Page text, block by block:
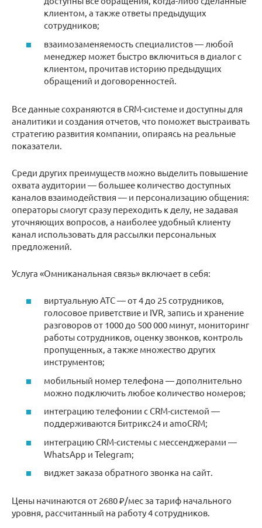
клиентом, а также ответы предыдущих
сотрудников;
взаимозаменяемость специалистов — любой
менеджер может быстро включиться в диалог с
клиентом, прочитав историю предыдущих
обращений и договоренностей.
Все данные сохраняются в CRM-системе и доступны для
аналитики и создания отчетов, что поможет выстраивать
стратегию развития компании, опираясь на реальные
показатели.
Среди других преимуществ можно выделить повышение
охвата аудитории — большее количество доступных
каналов взаимодействия — и персонализацию общения:
операторы смогут сразу переходить к делу, не задавая
уточняющих вопросов, а наиболее удобный клиенту
канал использовать для рассылки персональных
предложений.
Услуга «Омниканальная связь» включает в себя:
виртуальную АТС — от 4 до 25 сотрудников,
голосовое приветствие и IVR, запись и хранение
разговоров от 1000 до 500 000 минут, мониторинг
работы сотрудников, оценку звонков, контроль
пропущенных, а также множество других
инструментов;
мобильный номер телефона — дополнительно
можно подключить любое количество номеров;
интеграцию телефонии с CRM-системой —
поддерживаются Битрикс24 и amoCRM;
интеграцию CRM-системы с мессенджерами —
WhatsApp и Telegram;
виджет заказа обратного звонка на сайт.
Цены начинаются от 2680 ₽/мес за тариф начального
уровня, рассчитанный на работу 4 сотрудников.